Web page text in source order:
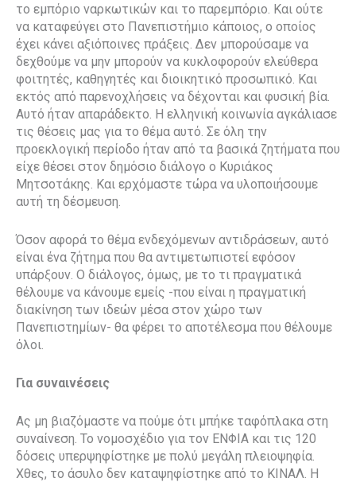
το εμπόριο ναρκωτικών και το παρεμπόριο. Και ούτε
να καταφεύγει στο Πανεπιστήμιο κάποιος, ο οποίος
έχει κάνει αξιόποινες πράξεις. Δεν μπορούσαμε να
δεχθούμε να μην μπορούν να κυκλοφορούν ελεύθερα
φοιτητές, καθηγητές και διοικητικό προσωπικό. Και
εκτός από παρενοχλήσεις να δέχονται και φυσική βία.
Αυτό ήταν απαράδεκτο. Η ελληνική κοινωνία αγκάλιασε
τις θέσεις μας για το θέμα αυτό. Σε όλη την
προεκλογική περίοδο ήταν από τα βασικά ζητήματα που
είχε θέσει στον δημόσιο διάλογο ο Κυριάκος
Μητσοτάκης. Και ερχόμαστε τώρα να υλοποιήσουμε
αυτή τη δέσμευση.
Όσον αφορά το θέμα ενδεχόμενων αντιδράσεων, αυτό
είναι ένα ζήτημα που θα αντιμετωπιστεί εφόσον
υπάρξουν. Ο διάλογος, όμως, με το τι πραγματικά
θέλουμε να κάνουμε εμείς -που είναι η πραγματική
διακίνηση των ιδεών μέσα στον χώρο των
Πανεπιστημίων- θα φέρει το αποτέλεσμα που θέλουμε
όλοι.
Για συναινέσεις
Ας μη βιαζόμαστε να πούμε ότι μπήκε ταφόπλακα στη
συναίνεση. Το νομοσχέδιο για τον ΕΝΦΙΑ και τις 120
δόσεις υπερψηφίστηκε με πολύ μεγάλη πλειοψηφία.
Χθες, το άσυλο δεν καταψηφίστηκε από το ΚΙΝΑΛ. Η